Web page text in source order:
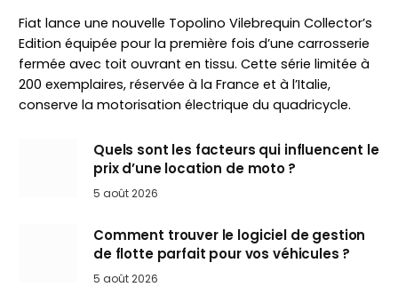
Fiat lance une nouvelle Topolino Vilebrequin Collector’s
Edition équipée pour la première fois d’une carrosserie
fermée avec toit ouvrant en tissu. Cette série limitée à
200 exemplaires, réservée à la France et à l’Italie,
conserve la motorisation électrique du quadricycle.
Quels sont les facteurs qui influencent le
prix d’une location de moto ?
5 août 2026
Comment trouver le logiciel de gestion
de flotte parfait pour vos véhicules ?
5 août 2026